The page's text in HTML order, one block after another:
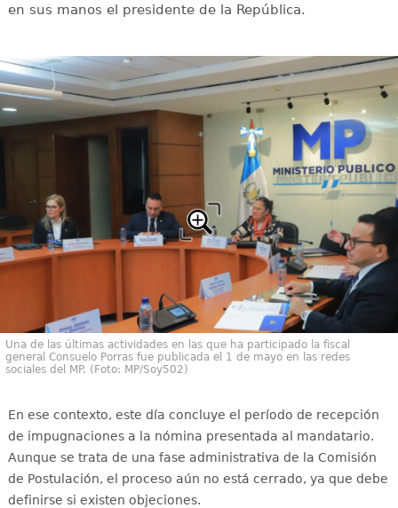
en sus manos el presidente de la República.
Una de las últimas actividades en las que ha participado la fiscal
general Consuelo Porras fue publicada el 1 de mayo en las redes
sociales del MP. (Foto: MP/Soy502)
En ese contexto, este día concluye el período de recepción
de impugnaciones a la nómina presentada al mandatario.
Aunque se trata de una fase administrativa de la Comisión
de Postulación, el proceso aún no está cerrado, ya que debe
definirse si existen objeciones.